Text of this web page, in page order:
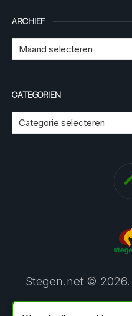
ARCHIEF
CATEGORIEN
Stegen.net © 2026.